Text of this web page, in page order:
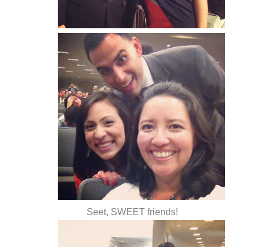
Seet, SWEET friends!